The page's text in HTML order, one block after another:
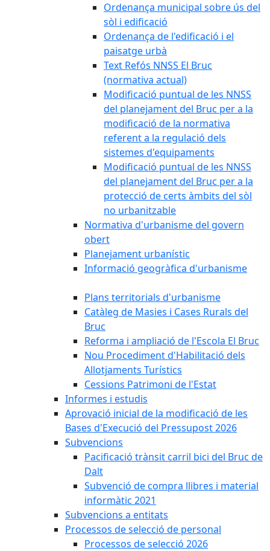
Ordenança municipal sobre ús del
sòl i edificació
Ordenança de l'edificació i el
paisatge urbà
Text Refós NNSS El Bruc
(normativa actual)
Modificació puntual de les NNSS
del planejament del Bruc per a la
modificació de la normativa
referent a la regulació dels
sistemes d'equipaments
Modificació puntual de les NNSS
del planejament del Bruc per a la
protecció de certs àmbits del sòl
no urbanitzable
Normativa d'urbanisme del govern
obert
Planejament urbanístic
Informació geogràfica d'urbanisme
Plans territorials d'urbanisme
Catàleg de Masies i Cases Rurals del
Bruc
Reforma i ampliació de l'Escola El Bruc
Nou Procediment d'Habilitació dels
Allotjaments Turístics
Cessions Patrimoni de l'Estat
Informes i estudis
Aprovació inicial de la modificació de les
Bases d'Execució del Pressupost 2026
Subvencions
Pacificació trànsit carril bici del Bruc de
Dalt
Subvenció de compra llibres i material
informàtic 2021
Subvencions a entitats
Processos de selecció de personal
Processos de selecció 2026